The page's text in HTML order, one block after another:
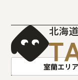
北海
室蘭エリ